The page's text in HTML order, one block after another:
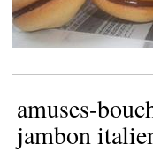
amuses-
jambon